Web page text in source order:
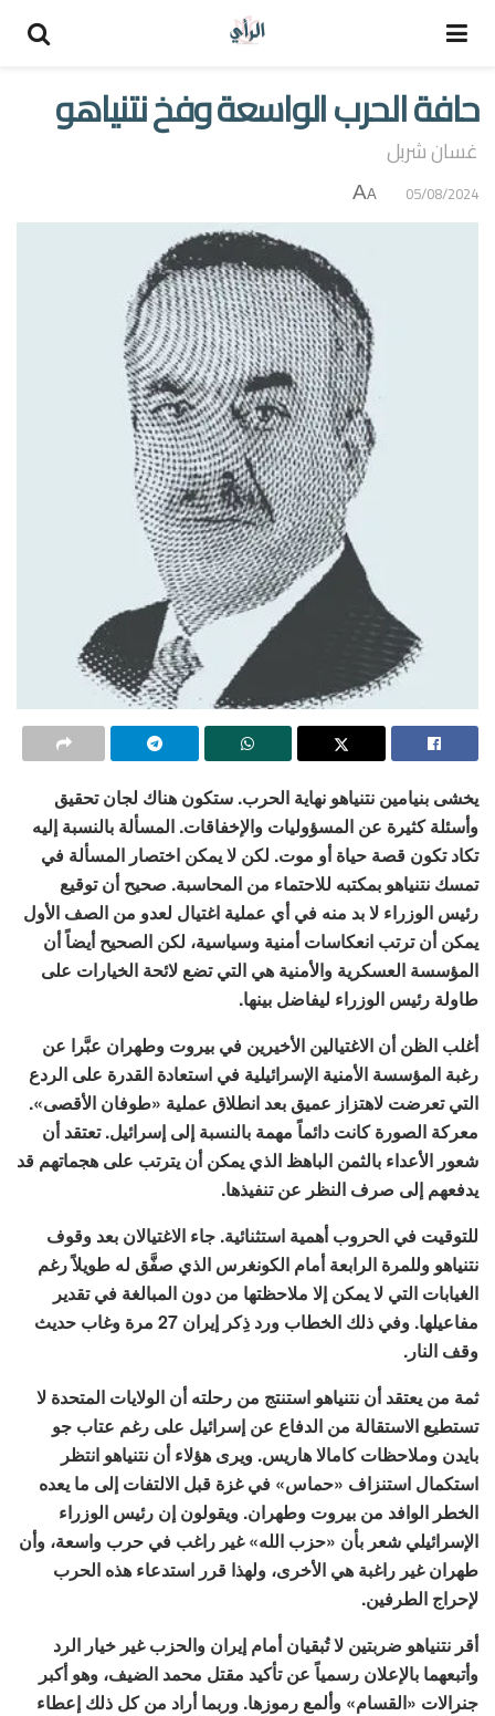
حافة الحرب الواسعة وفخ نتنياهو
غسان شربل
05/08/2024
A
A
يخشى بنيامين نتنياهو نهاية الحرب. ستكون هناك لجان تحقيق
وأسئلة كثيرة عن المسؤوليات والإخفاقات. المسألة بالنسبة إليه
تكاد تكون قصة حياة أو موت. لكن لا يمكن اختصار المسألة في
تمسك نتنياهو بمكتبه للاحتماء من المحاسبة. صحيح أن توقيع
رئيس الوزراء لا بد منه في أي عملية اغتيال لعدو من الصف الأول
يمكن أن ترتب انعكاسات أمنية وسياسية، لكن الصحيح أيضاً أن
المؤسسة العسكرية والأمنية هي التي تضع لائحة الخيارات على
طاولة رئيس الوزراء ليفاضل بينها.
أغلب الظن أن الاغتيالين الأخيرين في بيروت وطهران عبَّرا عن
رغبة المؤسسة الأمنية الإسرائيلية في استعادة القدرة على الردع
التي تعرضت لاهتزاز عميق بعد انطلاق عملية «طوفان الأقصى».
معركة الصورة كانت دائماً مهمة بالنسبة إلى إسرائيل. تعتقد أن
شعور الأعداء بالثمن الباهظ الذي يمكن أن يترتب على هجماتهم قد
يدفعهم إلى صرف النظر عن تنفيذها.
للتوقيت في الحروب أهمية استثنائية. جاء الاغتيالان بعد وقوف
نتنياهو وللمرة الرابعة أمام الكونغرس الذي صفَّق له طويلاً رغم
الغيابات التي لا يمكن إلا ملاحظتها من دون المبالغة في تقدير
مفاعيلها. وفي ذلك الخطاب ورد ذِكر إيران 27 مرة وغاب حديث
وقف النار.
ثمة من يعتقد أن نتنياهو استنتج من رحلته أن الولايات المتحدة لا
تستطيع الاستقالة من الدفاع عن إسرائيل على رغم عتاب جو
بايدن وملاحظات كامالا هاريس. ويرى هؤلاء أن نتنياهو انتظر
استكمال استنزاف «حماس» في غزة قبل الالتفات إلى ما يعده
الخطر الوافد من بيروت وطهران. ويقولون إن رئيس الوزراء
الإسرائيلي شعر بأن «حزب الله» غير راغب في حرب واسعة، وأن
طهران غير راغبة هي الأخرى، ولهذا قرر استدعاء هذه الحرب
لإحراج الطرفين.
أقر نتنياهو ضربتين لا تُبقيان أمام إيران والحزب غير خيار الرد
وأتبعهما بالإعلان رسمياً عن تأكيد مقتل محمد الضيف، وهو أكبر
جنرالات «القسام» وألمع رموزها. وربما أراد من كل ذلك إعطاء